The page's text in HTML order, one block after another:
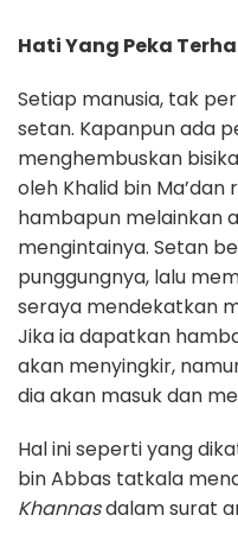
Hati Yang Peka
Setiap manusia, tak
setan. Kapanpun ada
menghembuskan
oleh Khalid bin Ma’dan
hambapun melainkan
mengintainya. Setan
punggungnya, lalu
seraya mendekatkan
Jika ia dapatkan
akan menyingkir,
dia akan masuk dan
Hal ini seperti yang
bin Abbas tatkala
Khannasdalam surat